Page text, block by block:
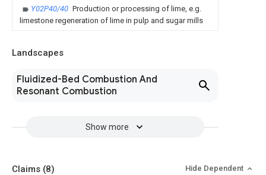
Y02P40/40 Production or processing of lime, e.g.
limestone regeneration of lime in pulp and sugar mills
Landscapes
Fluidized-Bed Combustion And
Resonant Combustion
Show more
Claims (8) Hide Dependent